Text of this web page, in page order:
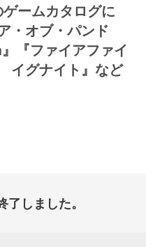
ームカタログに
・オブ・パンド
『ファイアファイ
イグナイト』など
しました。